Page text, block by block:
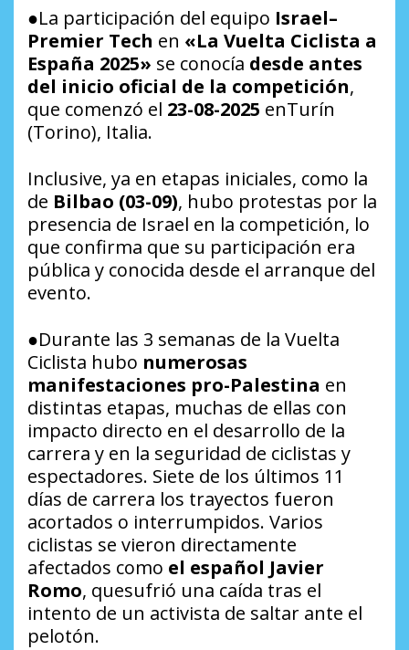
●La participación del equipo Israel–
Premier Tech en «La Vuelta Ciclista a
España 2025» se conocía desde antes
del inicio oficial de la competición,
que comenzó el 23-08-2025 enTurín
(Torino), Italia.
Inclusive, ya en etapas iniciales, como la
de Bilbao (03-09), hubo protestas por la
presencia de Israel en la competición, lo
que confirma que su participación era
pública y conocida desde el arranque del
evento.
●Durante las 3 semanas de la Vuelta
Ciclista hubo numerosas
manifestaciones pro-Palestina en
distintas etapas, muchas de ellas con
impacto directo en el desarrollo de la
carrera y en la seguridad de ciclistas y
espectadores. Siete de los últimos 11
días de carrera los trayectos fueron
acortados o interrumpidos. Varios
ciclistas se vieron directamente
afectados como el español Javier
Romo, quesufrió una caída tras el
intento de un activista de saltar ante el
pelotón.